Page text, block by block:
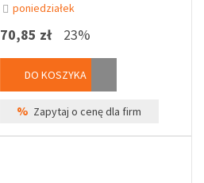
poniedziałek
70,85 zł 23%
DO KOSZYKA
% Zapytaj o cenę dla firm